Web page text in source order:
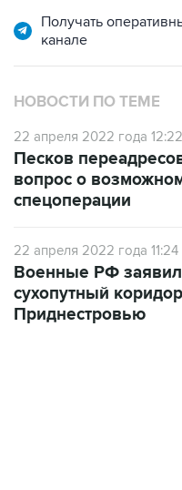
Получать
канале
НОВОСТИ ПО ТЕМЕ
22 апреля 2022 года 12:22
Песков
вопрос о
спецоперации
22 апреля 2022 года 11:24
Военные РФ
сухопутный
Приднестровью